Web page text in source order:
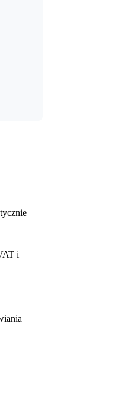
i